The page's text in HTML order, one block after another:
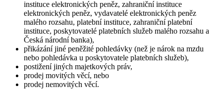
instituce elektronických peněz, zahraniční instituce
elektronických peněz, vydavatelé elektronických peněz
malého rozsahu, platební instituce, zahraniční platební
instituce, poskytovatelé platebních služeb malého rozsahu a
Česká národní banka),
přikázání jiné peněžité pohledávky (než je nárok na mzdu
nebo pohledávka u poskytovatele platebních služeb),
postižení jiných majetkových práv,
prodej movitých věcí, nebo
prodej nemovitých věcí.